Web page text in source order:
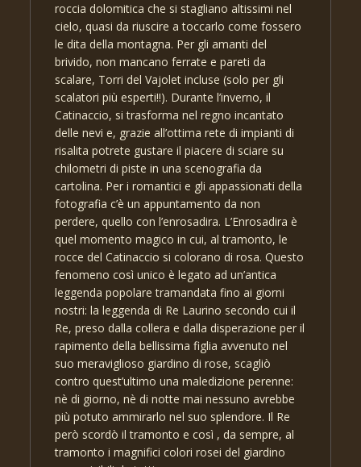
roccia dolomitica che si stagliano altissimi nel
cielo, quasi da riuscire a toccarlo come fossero
le dita della montagna. Per gli amanti del
brivido, non mancano ferrate e pareti da
scalare, Torri del Vajolet incluse (solo per gli
scalatori più esperti!!). Durante l’inverno, il
Catinaccio, si trasforma nel regno incantato
delle nevi e, grazie all’ottima rete di impianti di
risalita potrete gustare il piacere di sciare su
chilometri di piste in una scenografia da
cartolina. Per i romantici e gli appassionati della
fotografia c’è un appuntamento da non
perdere, quello con l’enrosadira. L’Enrosadira è
quel momento magico in cui, al tramonto, le
rocce del Catinaccio si colorano di rosa. Questo
fenomeno così unico è legato ad un’antica
leggenda popolare tramandata fino ai giorni
nostri: la leggenda di Re Laurino secondo cui il
Re, preso dalla collera e dalla disperazione per il
rapimento della bellissima figlia avvenuto nel
suo meraviglioso giardino di rose, scagliò
contro quest’ultimo una maledizione perenne:
nè di giorno, nè di notte mai nessuno avrebbe
più potuto ammirarlo nel suo splendore. Il Re
però scordò il tramonto e così , da sempre, al
tramonto i magnifici colori rosei del giardino